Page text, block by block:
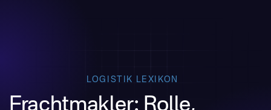
LOGISTIK LEXIKON
Frachtmakler: Rolle,